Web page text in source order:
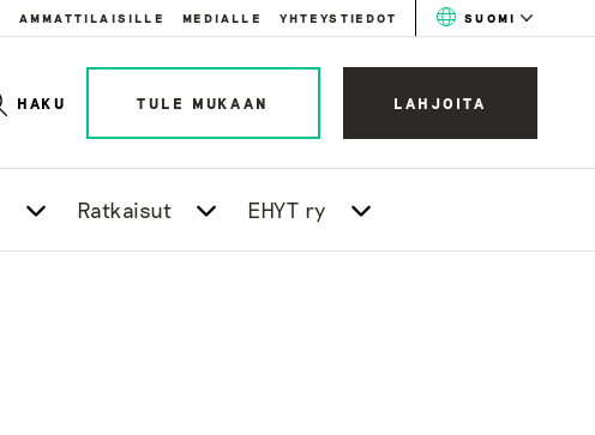
AMMATTILAISILLE MEDIALLE YHTEYSTIEDOT SUOMI
HAKU TULE MUKAAN LAHJOITA
Ratkaisut EHYT ry